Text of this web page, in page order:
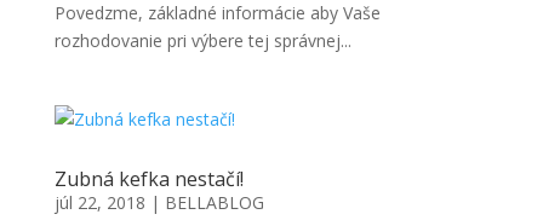
Povedzme, základné informácie aby Vaše
rozhodovanie pri výbere tej správnej...
Zubná kefka nestačí!
júl 22, 2018 | BELLABLOG